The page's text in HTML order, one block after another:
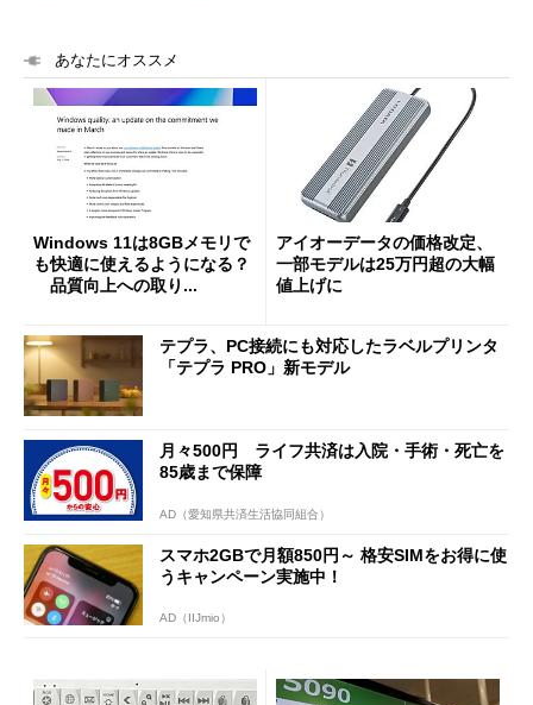
あなたにオススメ
Windows 11は8GBメモリで
も快適に使えるようになる？
品質向上への取り...
アイオーデータの価格改定、
一部モデルは25万円超の大幅
値上げに
テプラ、PC接続にも対応したラベルプリンタ
「テプラ PRO」新モデル
月々500円 ライフ共済は入院・手術・死亡を
85歳まで保障
AD（愛知県共済生活協同組合）
スマホ2GBで月額850円～ 格安SIMをお得に使
うキャンペーン実施中！
AD（IIJmio）